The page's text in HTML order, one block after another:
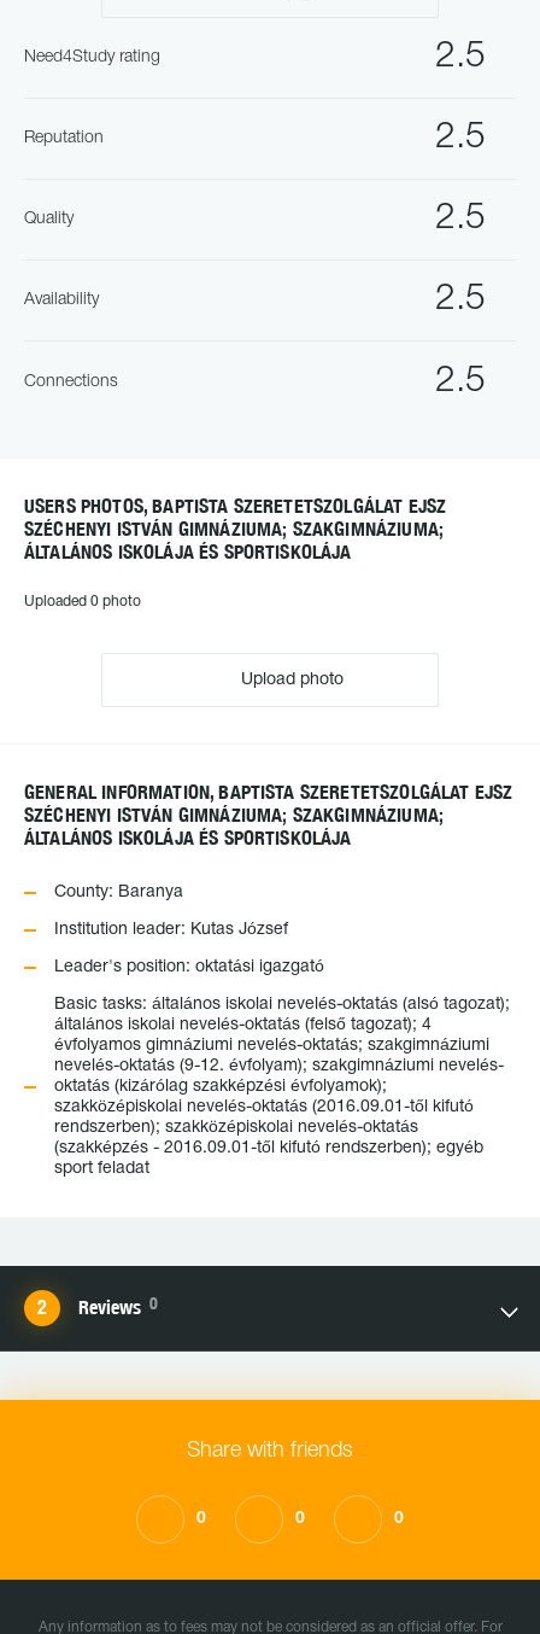
2.5
Need4Study rating
2.5
Reputation
2.5
Quality
2.5
Availability
2.5
Connections
USERS PHOTOS, BAPTISTA SZERETETSZOLGÁLAT EJSZ
SZÉCHENYI ISTVÁN GIMNÁZIUMA; SZAKGIMNÁZIUMA;
ÁLTALÁNOS ISKOLÁJA ÉS SPORTISKOLÁJA
Uploaded 0 photo
Upload photo
GENERAL INFORMATION, BAPTISTA SZERETETSZOLGÁLAT EJSZ
SZÉCHENYI ISTVÁN GIMNÁZIUMA; SZAKGIMNÁZIUMA;
ÁLTALÁNOS ISKOLÁJA ÉS SPORTISKOLÁJA
County: Baranya
Institution leader: Kutas József
Leader's position: oktatási igazgató
Basic tasks: általános iskolai nevelés-oktatás (alsó tagozat);
általános iskolai nevelés-oktatás (felső tagozat); 4
évfolyamos gimnáziumi nevelés-oktatás; szakgimnáziumi
nevelés-oktatás (9-12. évfolyam); szakgimnáziumi nevelés-
oktatás (kizárólag szakképzési évfolyamok);
szakközépiskolai nevelés-oktatás (2016.09.01-től kifutó
rendszerben); szakközépiskolai nevelés-oktatás
(szakképzés - 2016.09.01-től kifutó rendszerben); egyéb
sport feladat
Reviews 0
Share with friends
0 0 0
Any information as to fees may not be considered as an official offer. For